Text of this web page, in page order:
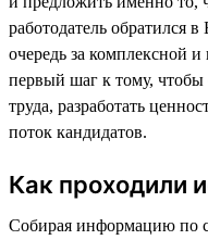
работодатель обратился
очередь за комплексной
первый шаг к тому,
труда, разработать
поток кандидатов.
Как проходили
Собирая информацию по